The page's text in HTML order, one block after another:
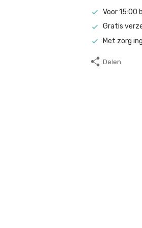
Voor 15:00
Gratis
Met zorg
Delen